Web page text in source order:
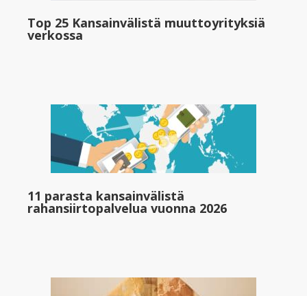
Top 25 Kansainvälistä muuttoyrityksiä
verkossa
11 parasta kansainvälistä
rahansiirtopalvelua vuonna 2026